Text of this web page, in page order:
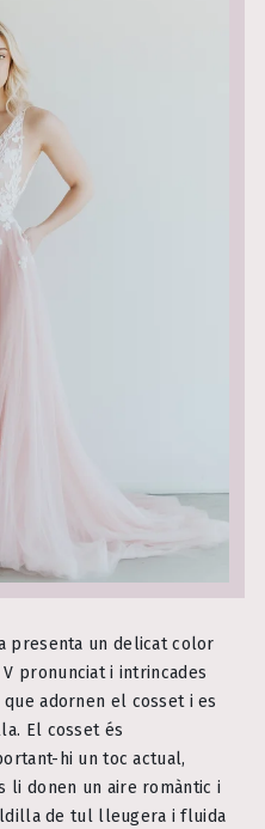
presenta un delicat color
pronunciat i intrincades
adornen el cosset i es
El cosset és
hi un toc actual,
li donen un aire romàntic i
de tul lleugera i fluida